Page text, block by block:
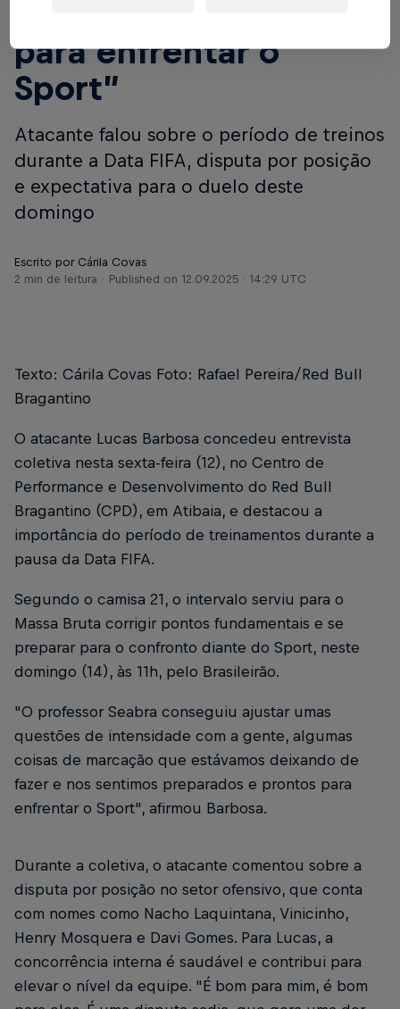
para enfrentar o
Sport”
Atacante falou sobre o período de treinos
durante a Data FIFA, disputa por posição
e expectativa para o duelo deste
domingo
Escrito por Cárila Covas
2 min de leitura
Published on 12.09.2025 · 14:29 UTC
Texto: Cárila Covas Foto: Rafael Pereira/Red Bull
Bragantino
O atacante Lucas Barbosa concedeu entrevista
coletiva nesta sexta-feira (12), no Centro de
Performance e Desenvolvimento do Red Bull
Bragantino (CPD), em Atibaia, e destacou a
importância do período de treinamentos durante a
pausa da Data FIFA.
Segundo o camisa 21, o intervalo serviu para o
Massa Bruta corrigir pontos fundamentais e se
preparar para o confronto diante do Sport, neste
domingo (14), às 11h, pelo Brasileirão.
"O professor Seabra conseguiu ajustar umas
questões de intensidade com a gente, algumas
coisas de marcação que estávamos deixando de
fazer e nos sentimos preparados e prontos para
enfrentar o Sport", afirmou Barbosa.
Durante a coletiva, o atacante comentou sobre a
disputa por posição no setor ofensivo, que conta
com nomes como Nacho Laquintana, Vinicinho,
Henry Mosquera e Davi Gomes. Para Lucas, a
concorrência interna é saudável e contribui para
elevar o nível da equipe. "É bom para mim, é bom